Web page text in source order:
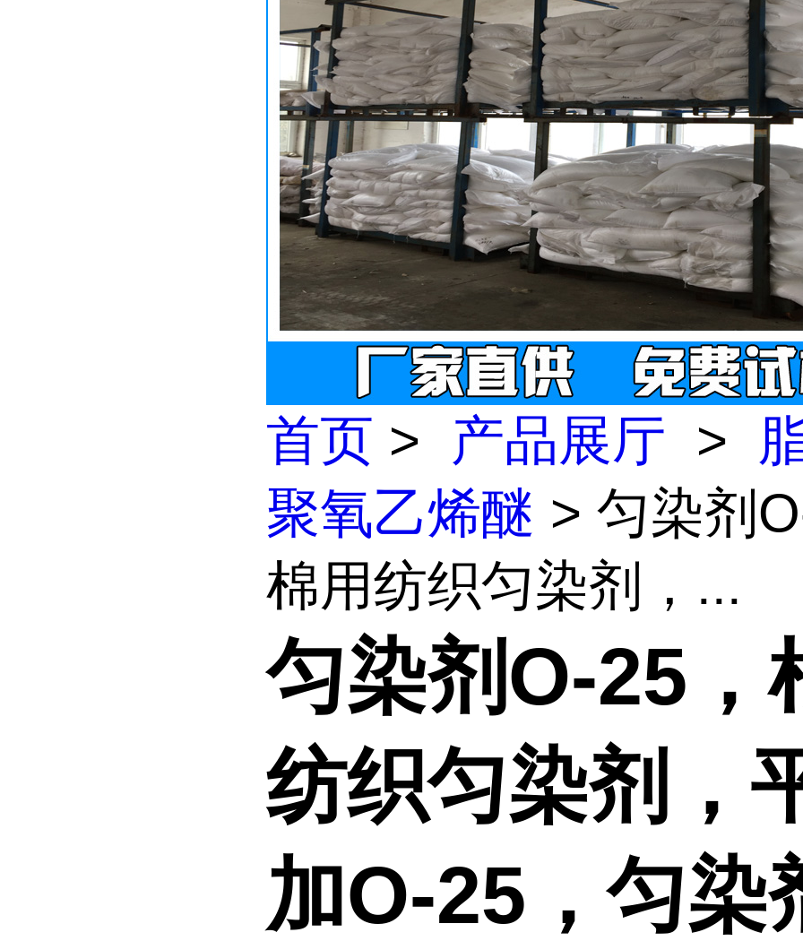
首页 > 产品展厅 >
聚氧乙烯醚 > 匀染剂
棉用纺织匀染剂，...
匀染剂O-25，
纺织匀染剂，
加O-25，匀染